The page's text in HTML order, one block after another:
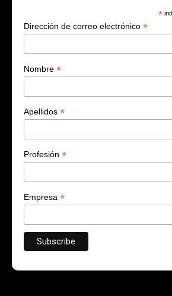
*
Dirección de correo electrónico *
Nombre *
Apellidos *
Profesión *
Empresa *